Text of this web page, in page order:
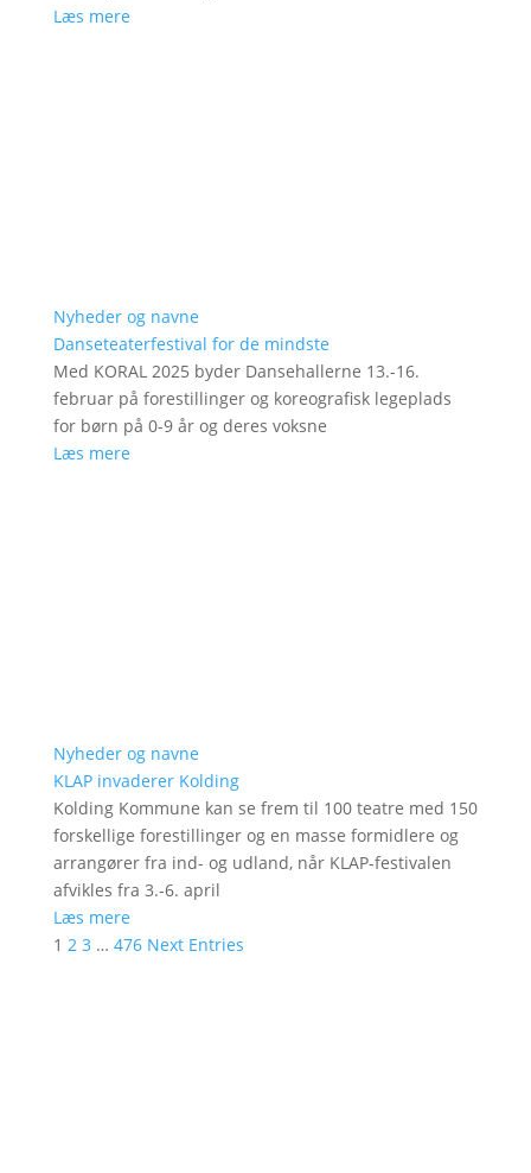
Læs mere
Nyheder og navne
Danseteaterfestival for de mindste
Med KORAL 2025 byder Dansehallerne 13.-16.
februar på forestillinger og koreografisk legeplads
for børn på 0-9 år og deres voksne
Læs mere
Nyheder og navne
KLAP invaderer Kolding
Kolding Kommune kan se frem til 100 teatre med 150
forskellige forestillinger og en masse formidlere og
arrangører fra ind- og udland, når KLAP-festivalen
afvikles fra 3.-6. april
Læs mere
1 2 3 … 476 Next Entries